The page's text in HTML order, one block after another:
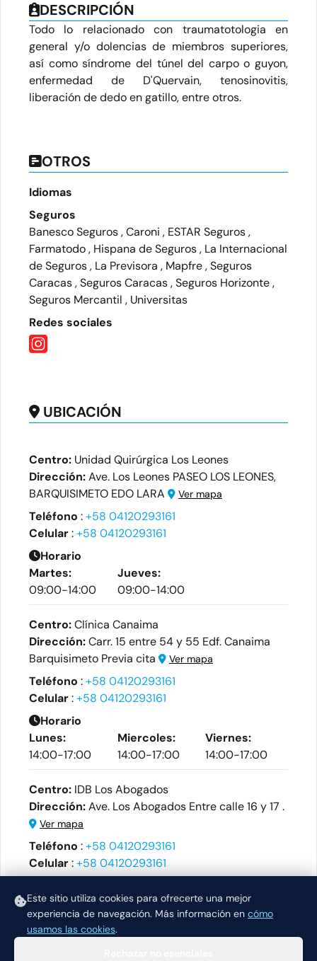
Este sitio utiliza cookies para ofrecerte una mejor
experiencia de navegación. Más información en cómo
usamos las cookies.
DESCRIPCIÓN
Todo lo relacionado con traumatotologia en
general y/o dolencias de miembros superiores,
así como síndrome del túnel del carpo o guyon,
enfermedad de D'Quervain, tenosinovitis,
liberación de dedo en gatillo, entre otros.
OTROS
Idiomas
Seguros
Banesco Seguros , Caroni , ESTAR Seguros ,
Farmatodo , Hispana de Seguros , La Internacional
de Seguros , La Previsora , Mapfre , Seguros
Caracas , Seguros Caracas , Seguros Horizonte ,
Seguros Mercantil , Universitas
Redes sociales
UBICACIÓN
Centro: Unidad Quirúrgica Los Leones
Dirección:Ave. Los Leones PASEO LOS LEONES,
BARQUISIMETO EDO LARA
Ver mapa
Teléfono :+58 04120293161
Celular:+58 04120293161
Horario
Martes:
09:00-14:00
Jueves:
09:00-14:00
Centro:Clínica Canaima
Dirección:Carr. 15 entre 54 y 55 Edf. Canaima
Barquisimeto Previa cita
Ver mapa
Teléfono :+58 04120293161
Celular:+58 04120293161
Horario
Lunes:
14:00-17:00
Miercoles:
14:00-17:00
Viernes:
14:00-17:00
Centro: IDB Los Abogados
Dirección:Ave. Los Abogados Entre calle 16 y 17 .
Ver mapa
Teléfono :+58 04120293161
Celular:+58 04120293161
Miercoles:
08:30-13:00